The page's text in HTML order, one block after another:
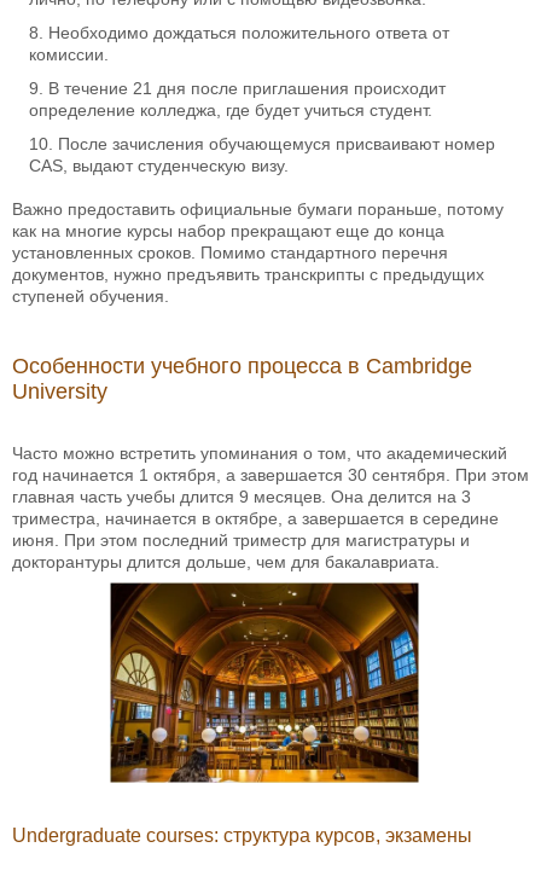
Необходимо дождаться положительного ответа от
комиссии.
В течение 21 дня после приглашения происходит
определение колледжа, где будет учиться студент.
После зачисления обучающемуся присваивают номер
CAS, выдают студенческую визу.
Важно предоставить официальные бумаги пораньше, потому
как на многие курсы набор прекращают еще до конца
установленных сроков. Помимо стандартного перечня
документов, нужно предъявить транскрипты с предыдущих
ступеней обучения.
Особенности учебного процесса в Cambridge
University
Часто можно встретить упоминания о том, что академический
год начинается 1 октября, а завершается 30 сентября. При этом
главная часть учебы длится 9 месяцев. Она делится на 3
триместра, начинается в октябре, а завершается в середине
июня. При этом последний триместр для магистратуры и
докторантуры длится дольше, чем для бакалавриата.
Undergraduate courses: структура курсов, экзамены